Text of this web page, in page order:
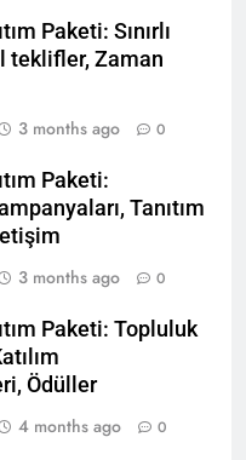
Paketi: Sınırlı
teklifler, Zaman
3 months ago 0
Paketi:
Tanıtım
3 months ago 0
Paketi: Topluluk
Ödüller
4 months ago 0